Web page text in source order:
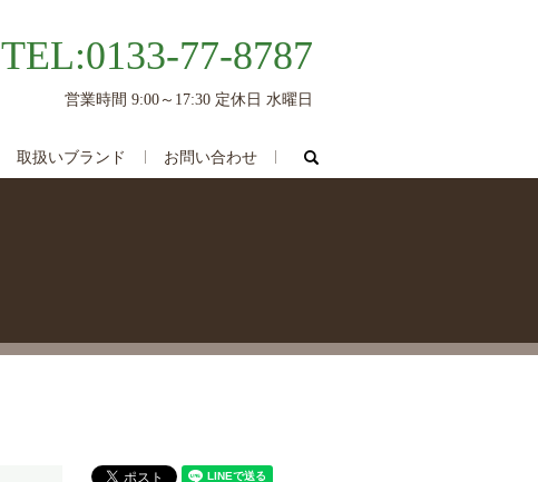
TEL:0133-77-8787
営業時間 9:00～17:30 定休日 水曜日
取扱いブランド お問い合わせ